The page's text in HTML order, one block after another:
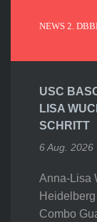
NEWS 2.
USC
LISA
SCHRITT
6 Aug. 2026
Anna-Lisa
Combo